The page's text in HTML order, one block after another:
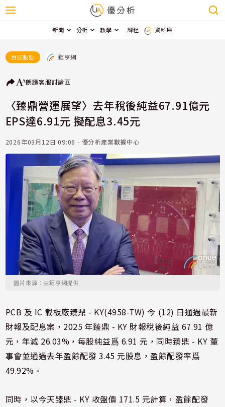
新聞 分析 教學 課程 資料庫
台股動態 鉅亨網
朗讀客服討論區
〈臻鼎營運展望〉去年稅後純益67.91億元
EPS達6.91元 擬配息3.45元
2026年03月12日 09:06 - 優分析產業數據中心
圖片來源：由鉅亨網提供
PCB 及 IC 載板廠臻鼎 - KY(4958-TW) 今 (12) 日通過最新
財報及配息案，2025 年臻鼎 - KY 財報稅後純益 67.91 億
元，年減 26.03%，每股純益爲 6.91 元，同時臻鼎 - KY 董
事會並通過去年盈餘配發 3.45 元股息，盈餘配發率爲
49.92%。
同時，以今天臻鼎 - KY 收盤價 171.5 元計算，盈餘配發